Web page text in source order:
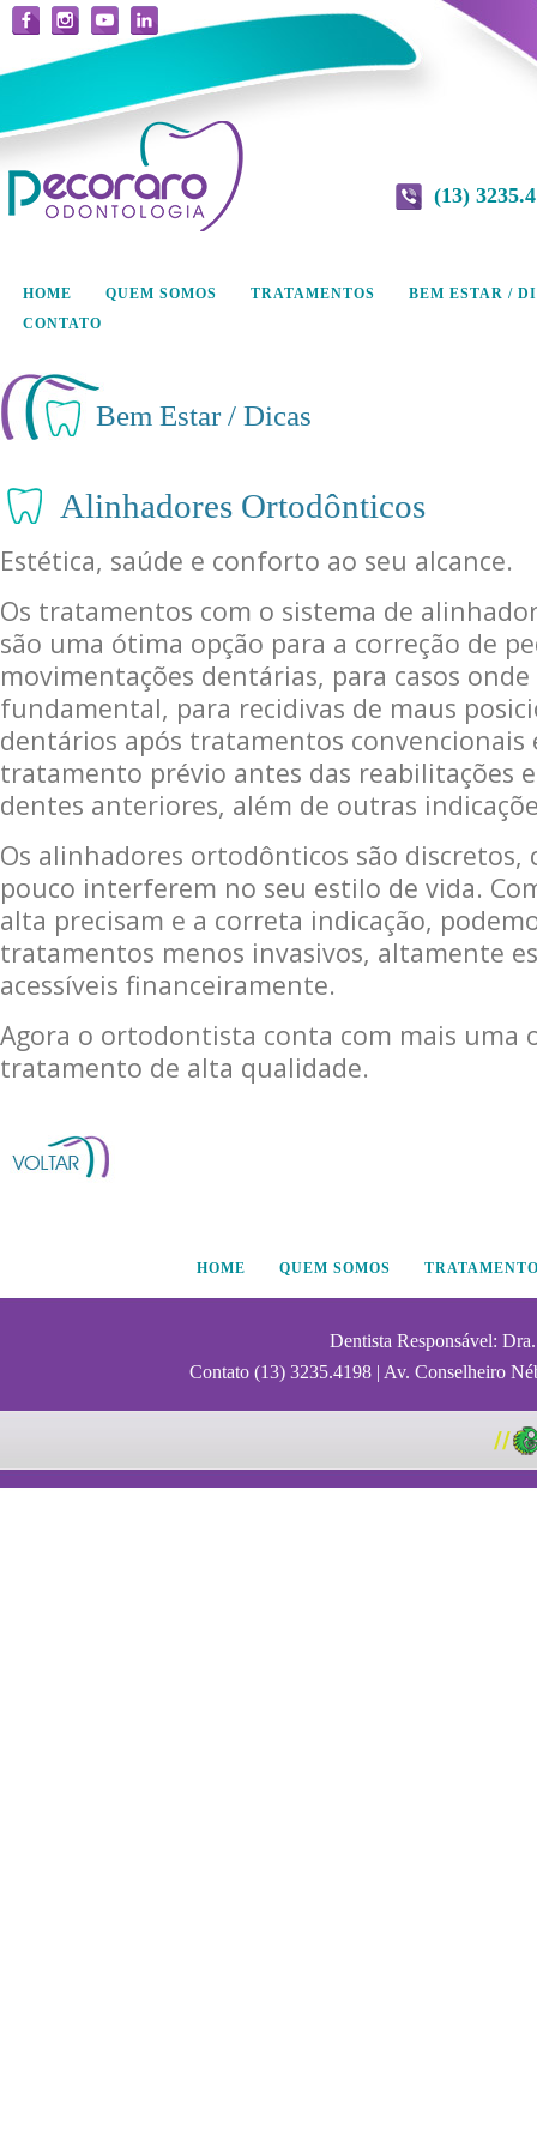
(13)
HOME QUEM SOMOS TRATAMENTOS
BEM ESTAR /
CONTATO
Bem Estar / Dicas
Alinhadores Ortodônticos
Estética, saúde e conforto ao seu alcance.
Os tratamentos com o sistema de
são uma ótima opção para a correção de
movimentações dentárias, para casos
fundamental, para recidivas de maus
dentários após tratamentos convencionais
tratamento prévio antes das reabilitações
dentes anteriores, além de outras
Os alinhadores ortodônticos são discretos,
pouco interferem no seu estilo de vida.
alta precisam e a correta indicação,
tratamentos menos invasivos, altamente
acessíveis financeiramente.
Agora o ortodontista conta com mais uma
tratamento de alta qualidade.
HOME QUEM SOMOS
Dentista Responsável:
Contato (13) 3235.4198 | Av. Conselheiro